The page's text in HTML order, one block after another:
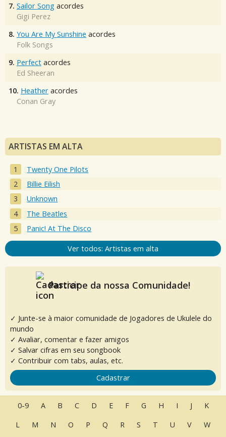
7. Sailor Song acordes
Gigi Perez
8. You Are My Sunshine acordes
Folk Songs
9. Perfect acordes
Ed Sheeran
10. Heather acordes
Conan Gray
ARTISTAS EM ALTA
Twenty One Pilots
Billie Eilish
Unknown
The Beatles
Panic! At The Disco
Ver todos: Artistas em alta
Participe da nossa Comunidade!
✓ Junte-se à maior comunidade de Jogadores de Ukulele do
mundo
✓ Avaliar, comentar e fazer amigos
✓ Salvar cifras em seu songbook
✓ Contribuir com tabs, aulas, etc.
Cadastrar
0-9 A B C D E F G H I J
K
L
M N O P Q R S T U V W